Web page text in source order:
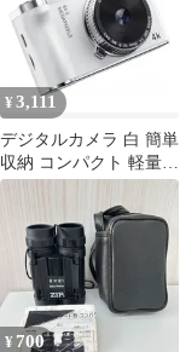
¥ 3,111
デジタルカメラ 白 簡単
収納 コンパクト 軽量
600mAh 大容量バッテ
¥ 700